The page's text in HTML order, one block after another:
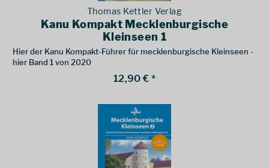
Thomas Kettler Verlag
Kanu Kompakt Mecklenburgische
Kleinseen 1
Hier der Kanu Kompakt-Führer für mecklenburgische Kleinseen -
hier Band 1 von 2020
12,90 € *